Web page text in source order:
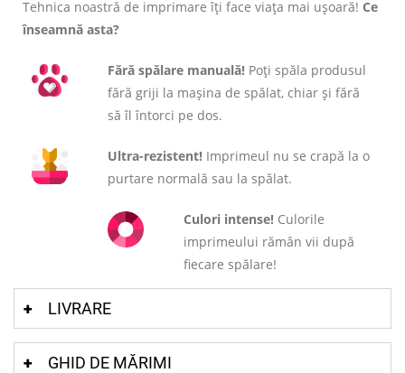
Tehnica noastră de imprimare îți face viața mai ușoară! Ce
înseamnă asta?
Fără spălare manuală! Poți spăla produsul
fără griji la mașina de spălat, chiar și fără
să îl întorci pe dos.
Ultra-rezistent! Imprimeul nu se crapă la o
purtare normală sau la spălat.
Culori intense! Culorile
imprimeului rămân vii după
fiecare spălare!
LIVRARE
GHID DE MĂRIMI